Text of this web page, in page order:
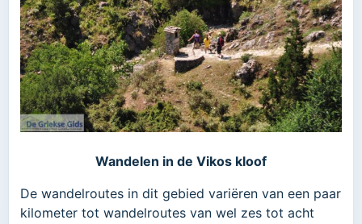
Wandelen in de Vikos kloof
De wandelroutes in dit gebied variëren van een paar
kilometer tot wandelroutes van wel zes tot acht